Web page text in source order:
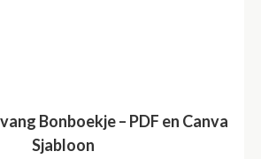
Bonboekje – PDF en Canva
Sjabloon